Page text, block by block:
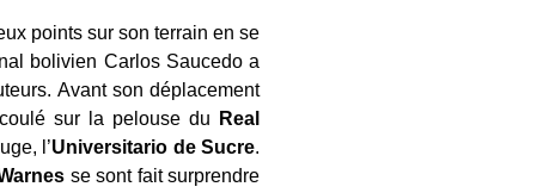
points sur son terrain en se
bolivien Carlos Saucedo a
Avant son déplacement
sur la pelouse du
Real
l’Universitario de Sucre.
se sont fait surprendre